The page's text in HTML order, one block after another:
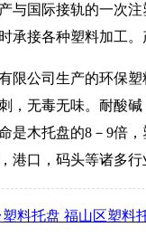
与国际接轨的一次
承接各种塑料加工。
限公司生产的环保
，无毒无味。耐酸
是木托盘的8－9倍
港口，码头等诸多
料托盘 福山区塑料